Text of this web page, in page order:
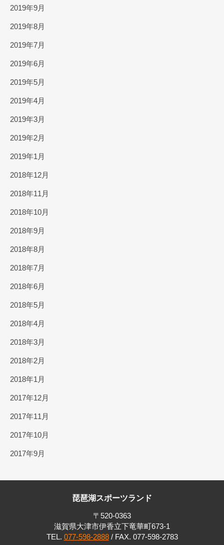
2019年9月
2019年8月
2019年7月
2019年6月
2019年5月
2019年4月
2019年3月
2019年2月
2019年1月
2018年12月
2018年11月
2018年10月
2018年9月
2018年8月
2018年7月
2018年6月
2018年5月
2018年4月
2018年3月
2018年2月
2018年1月
2017年12月
2017年11月
2017年10月
2017年9月
琵琶湖スポーツランド
〒520-0363
滋賀県大津市伊香立下竜華町673-1
TEL. 077-598-2888/ FAX. 077-598-2783